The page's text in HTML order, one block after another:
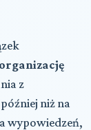
z
niż na
wypowiedzeń,